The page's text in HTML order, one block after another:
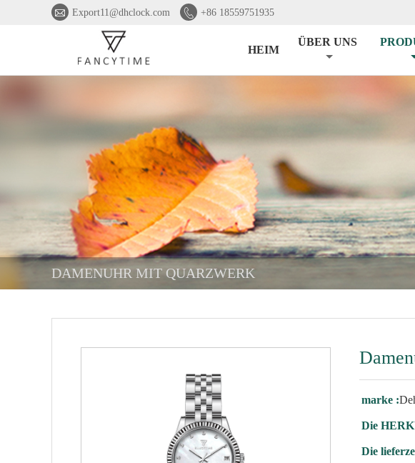
 Export11@dhclock.com  +86 18559751935
HEIM
ÜBER UNS
DAMENUHR MIT QUARZWERK
marke :
Die
Die